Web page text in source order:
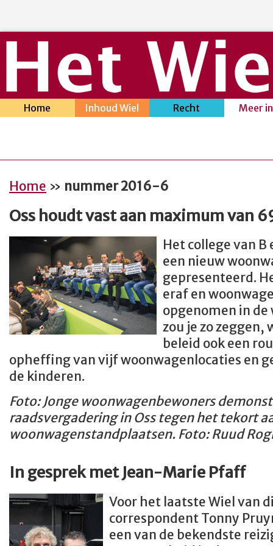
Home Inhoud Wiel Recht Meer
Home » nummer 2016-6
Oss houdt vast aan maximum van
Het college van B
een nieuw
gepresenteerd.
eraf en
opgenomen in de
zou je zo
beleid ook een
opheffing van vijf woonwagenlocaties en
de kinderen.
Foto: Jonge woonwagenbewoners
raadsvergadering in Oss tegen het tekort
woonwagenstandplaatsen. Foto: Ruud
In gesprek met Jean-Marie Pfaff
Voor het laatste Wiel van
correspondent Tonny
een van de bekendste